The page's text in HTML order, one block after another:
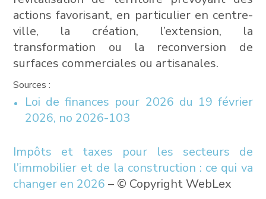
actions favorisant, en particulier en centre-
ville, la création, l’extension, la
transformation ou la reconversion de
surfaces commerciales ou artisanales.
Sources :
Loi de finances pour 2026 du 19 février
2026, no 2026-103
Impôts et taxes pour les secteurs de
l’immobilier et de la construction : ce qui va
changer en 2026 – © Copyright WebLex